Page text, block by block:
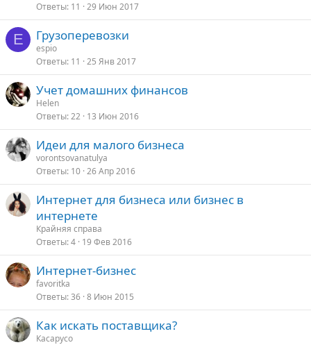
Ответы 11 29 Июн 2017
E Грузоперевозки
espio
Ответы 11 25 Янв 2017
Учет домашних финансов
Helen
Ответы 22 13 Июн 2016
Идеи для малого бизнеса
vorontsovanatulya
Ответы 10 26 Апр 2016
Интернет для бизнеса или бизнес в
интернете
Крайняя справа
Ответы 4 19 Фев 2016
Интернет-бизнес
favoritka
Ответы 36 8 Июн 2015
Как искать поставщика?
Касарусо